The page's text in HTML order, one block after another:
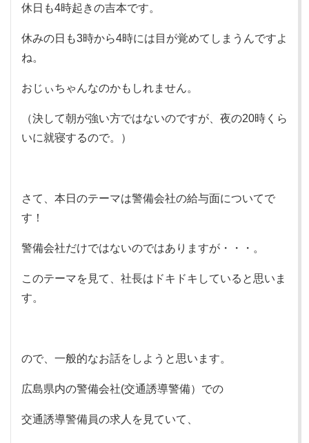
休日も4時起きの吉本です。
休みの日も3時から4時には目が覚めてしまうんですよ
ね。
おじぃちゃんなのかもしれません。
（決して朝が強い方ではないのですが、夜の20時くら
いに就寝するので。）
さて、本日のテーマは警備会社の給与面についてで
す！
警備会社だけではないのではありますが・・・。
このテーマを見て、社長はドキドキしていると思いま
す。
ので、一般的なお話をしようと思います。
広島県内の警備会社(交通誘導警備）での
交通誘導警備員の求人を見ていて、